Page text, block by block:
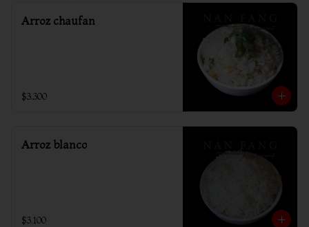
Arroz chaufan
$3.300
Arroz blanco
$3.100